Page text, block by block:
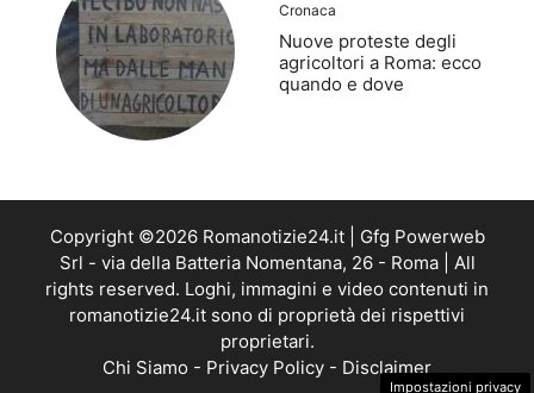
Cronaca
Nuove proteste degli
agricoltori a Roma: ecco
quando e dove
Copyright ©2026 Romanotizie24.it | Gfg Powerweb
Srl - via della Batteria Nomentana, 26 - Roma | All
rights reserved. Loghi, immagini e video contenuti in
romanotizie24.it sono di proprietà dei rispettivi
proprietari.
Chi Siamo - Privacy Policy - Disclaimer
Impostazioni privacy